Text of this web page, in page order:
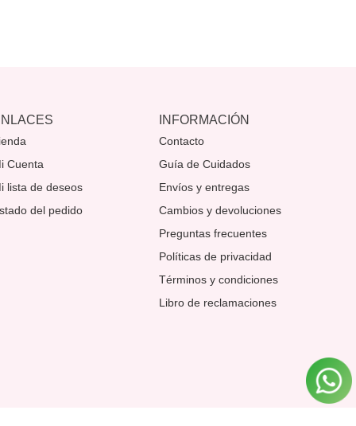
Cuenta
lista de deseos
del pedido
INFORMACIÓN
Contacto
Guía de Cuidados
Envíos y entregas
Cambios y devoluciones
Preguntas frecuentes
Políticas de privacidad
Términos y condiciones
Libro de reclamaciones